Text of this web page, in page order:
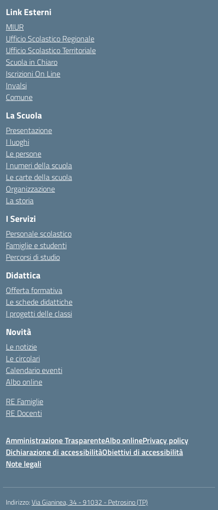
Link Esterni
MIUR
Ufficio Scolastico Regionale
Ufficio Scolastico Territoriale
Scuola in Chiaro
Iscrizioni On Line
Invalsi
Comune
La Scuola
Presentazione
I luoghi
Le persone
I numeri della scuola
Le carte della scuola
Organizzazione
La storia
I Servizi
Personale scolastico
Famiglie e studenti
Percorsi di studio
Didattica
Offerta formativa
Le schede didattiche
I progetti delle classi
Novità
Le notizie
Le circolari
Calendario eventi
Albo online
RE Famiglie
RE Docenti
Amministrazione TrasparenteAlbo onlinePrivacy policy
Dichiarazione di accessibilitàObiettivi di accessibilità
Note legali
Indirizzo:Via Gianinea, 34 - 91032 - Petrosino (TP)